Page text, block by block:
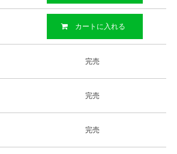
カートに入れる
完売
完売
完売